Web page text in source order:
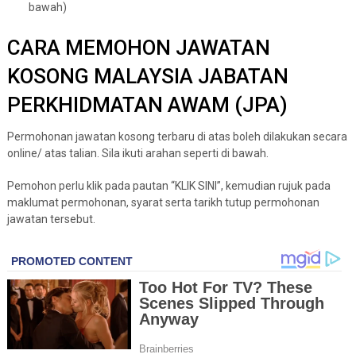
bawah)
CARA MEMOHON JAWATAN
KOSONG MALAYSIA JABATAN
PERKHIDMATAN AWAM (JPA)
Permohonan jawatan kosong terbaru di atas boleh dilakukan secara
online/ atas talian. Sila ikuti arahan seperti di bawah.
Pemohon perlu klik pada pautan “KLIK SINI”, kemudian rujuk pada
maklumat permohonan, syarat serta tarikh tutup permohonan
jawatan tersebut.